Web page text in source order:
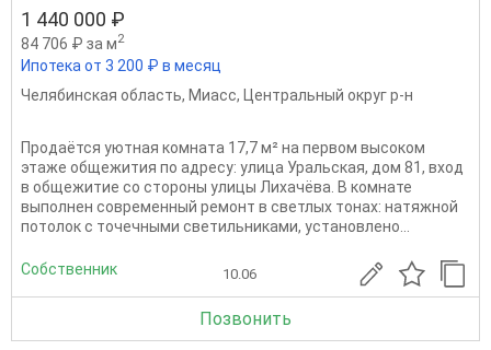
1 440 000 ₽
84 706 ₽ за м2
Ипотека от 3 200 ₽ в месяц
Челябинская область, Миасс, Центральный округ р-н
Продаётся уютная комната 17,7 м² на первом высоком
этаже общежития по адресу: улица Уральская, дом 81, вход
в общежитие со стороны улицы Лихачёва. В комнате
выполнен современный ремонт в светлых тонах: натяжной
потолок с точечными светильниками, установлено...
Собственник 10.06
Позвонить